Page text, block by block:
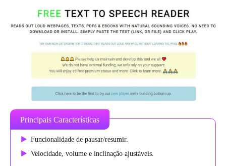
Principais Características
Funcionalidade de pausar/resumir.
Velocidade, volume e inclinação ajustáveis.